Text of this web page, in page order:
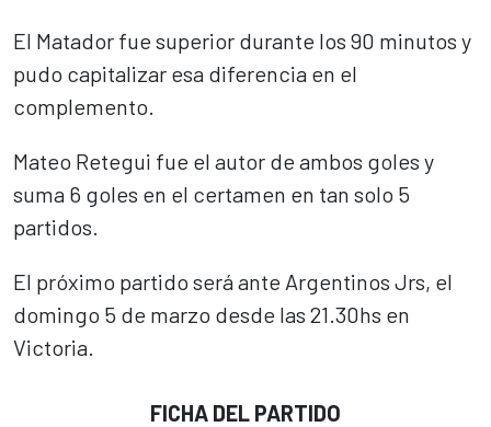
El Matador fue superior durante los 90 minutos y
pudo capitalizar esa diferencia en el
complemento.
Mateo Retegui fue el autor de ambos goles y
suma 6 goles en el certamen en tan solo 5
partidos.
El próximo partido será ante Argentinos Jrs, el
domingo 5 de marzo desde las 21.30hs en
Victoria.
FICHA DEL PARTIDO